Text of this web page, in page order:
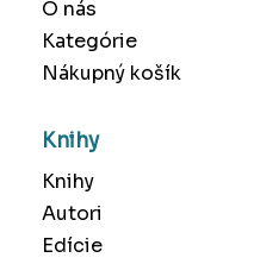
O nás
Kategórie
Nákupný košík
Knihy
Knihy
Autori
Edície